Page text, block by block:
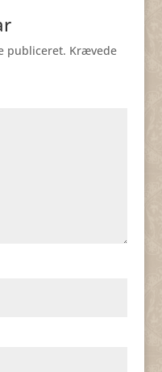
publiceret. Krævede